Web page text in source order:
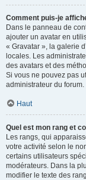
Comment puis-je
Dans le panneau de
ajouter un avatar en
« Gravatar », la galerie
locales. Les
des avatars et des
Si vous ne pouvez pas
administrateur du forum.
Haut
Quel est mon rang et
Les rangs, qui
votre activité selon le
certains utilisateurs
modérateurs. Dans la
modifier le texte des